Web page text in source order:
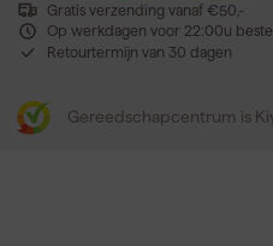
Gratis verzending vanaf €50,-
Op werkdagen voor 22:00u
Retourtermijn van 30 dagen
Gereedschapcentrum is